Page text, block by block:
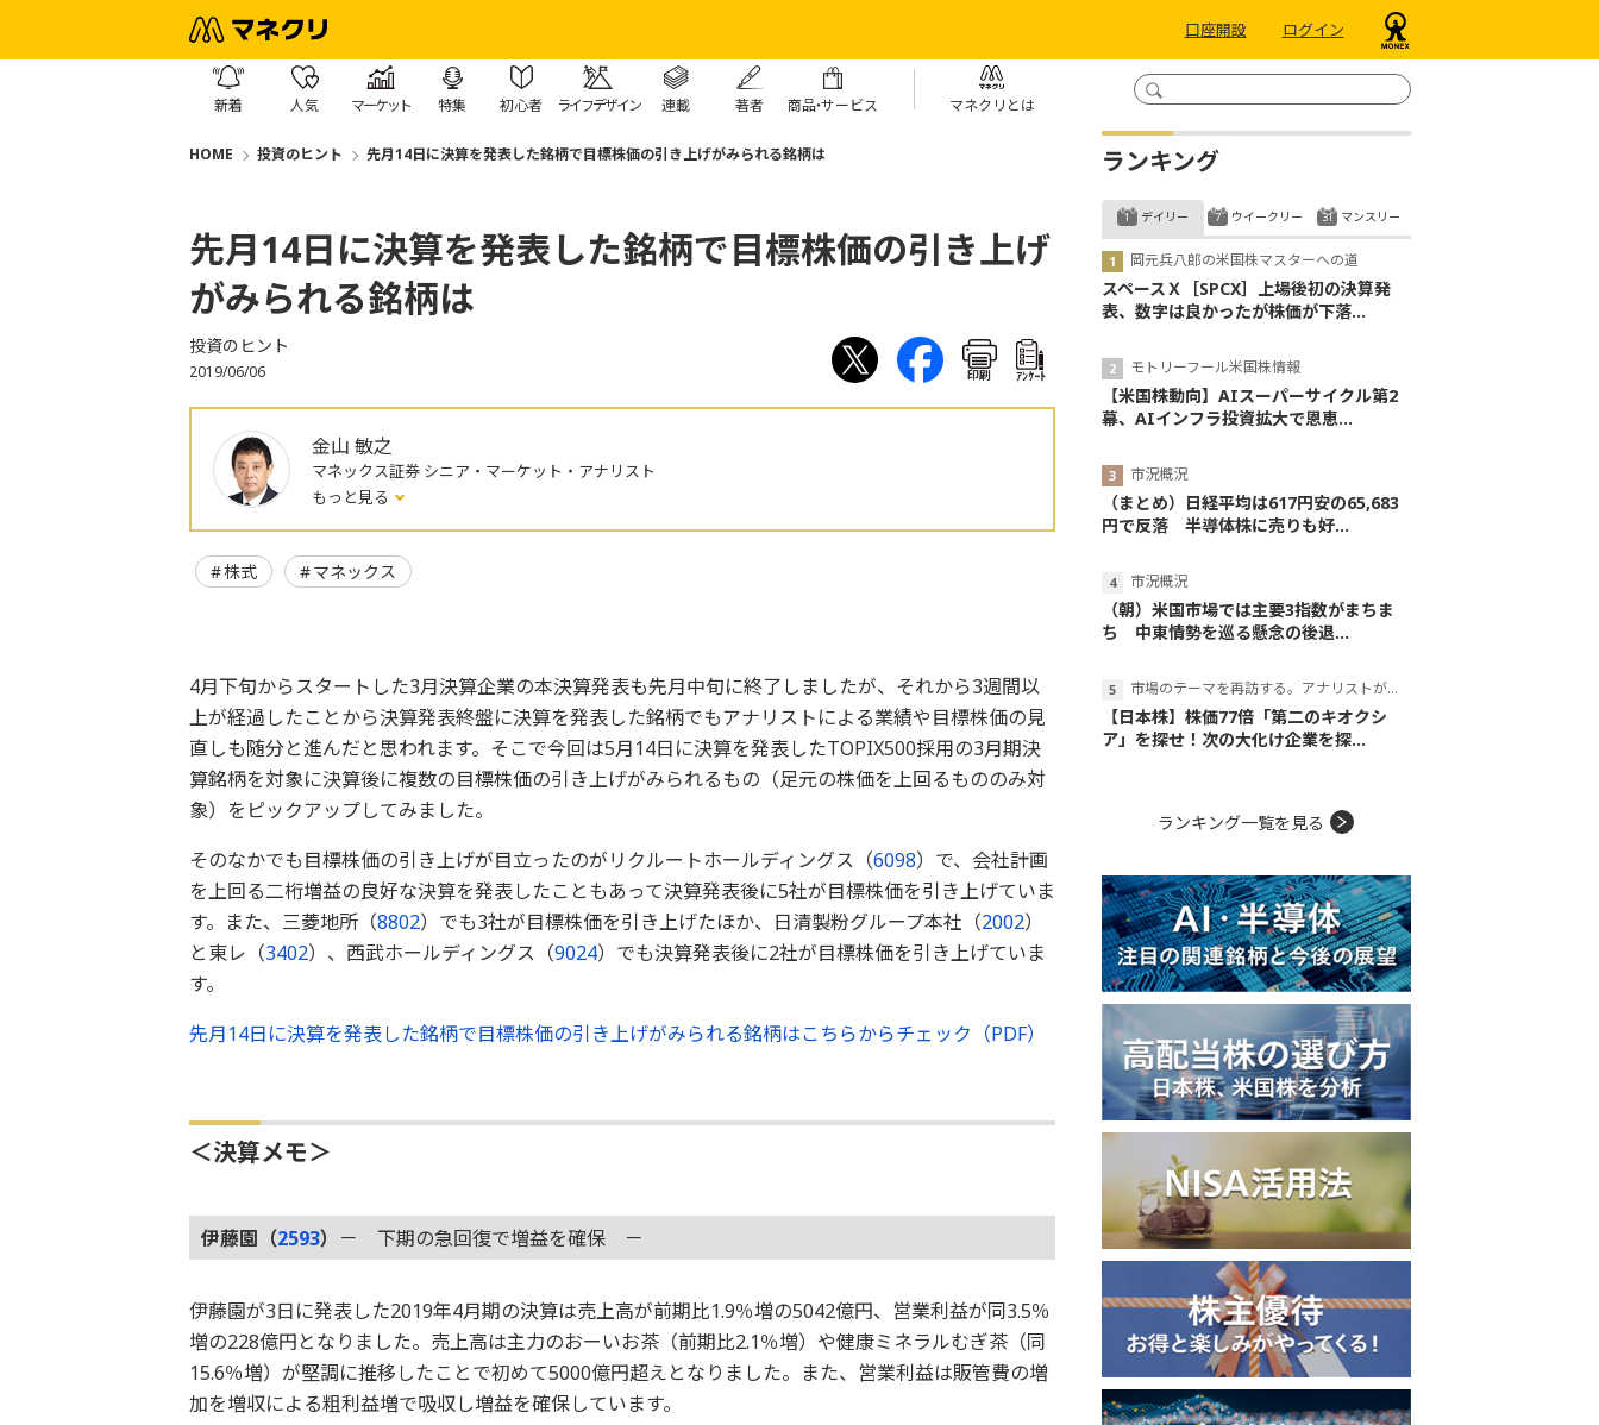
口座開設 ログイン
新着 人気 マーケット 特集 初心者 ライフデザイン 連載 著者 商品・サービス マネクリとは
HOME 投資のヒント 先月14日に決算を発表した銘柄で目標株価の引き上げがみられる銘柄は
先月14日に決算を発表した銘柄で目標株価の引き上げ
がみられる銘柄は
投資のヒント
2019/06/06 印刷 ｱﾝｹｰﾄ
金山 敏之
マネックス証券 シニア・マーケット・アナリスト
もっと見る
株式 マネックス
4月下旬からスタートした3月決算企業の本決算発表も先月中旬に終了しましたが、それから3週間以
上が経過したことから決算発表終盤に決算を発表した銘柄でもアナリストによる業績や目標株価の見
直しも随分と進んだと思われます。そこで今回は5月14日に決算を発表したTOPIX500採用の3月期決
算銘柄を対象に決算後に複数の目標株価の引き上げがみられるもの（足元の株価を上回るもののみ対
象）をピックアップしてみました。
そのなかでも目標株価の引き上げが目立ったのがリクルートホールディングス（6098）で、会社計画
を上回る二桁増益の良好な決算を発表したこともあって決算発表後に5社が目標株価を引き上げていま
す。また、三菱地所（8802）でも3社が目標株価を引き上げたほか、日清製粉グループ本社（2002）
と東レ（3402）、西武ホールディングス（9024）でも決算発表後に2社が目標株価を引き上げていま
す。
先月14日に決算を発表した銘柄で目標株価の引き上げがみられる銘柄はこちらからチェック（PDF）
＜決算メモ＞
伊藤園（2593） － 下期の急回復で増益を確保 －
伊藤園が3日に発表した2019年4月期の決算は売上高が前期比1.9％増の5042億円、営業利益が同3.5％
増の228億円となりました。売上高は主力のおーいお茶（前期比2.1％増）や健康ミネラルむぎ茶（同
15.6％増）が堅調に推移したことで初めて5000億円超えとなりました。また、営業利益は販管費の増
加を増収による粗利益増で吸収し増益を確保しています。
ランキング
デイリー
岡元兵八郎の米国株マスターへの道
スペースＸ［SPCX］上場後初の決算発
表、数字は良かったが株価が下落...
モトリーフール米国株情報
【米国株動向】AIスーパーサイクル第2
幕、AIインフラ投資拡大で恩恵...
市況概況
（まとめ）日経平均は617円安の65,683
円で反落 半導体株に売りも好...
市況概況
（朝）米国市場では主要3指数がまちま
ち 中東情勢を巡る懸念の後退...
市場のテーマを再訪する。アナリストが読み解くテーマの本質
【日本株】株価77倍「第二のキオクシ
ア」を探せ！次の大化け企業を探...
ウイークリー マンスリー
ランキング一覧を見る